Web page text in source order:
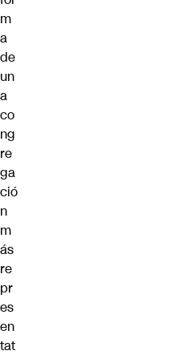
m
a
de
un
a
co
ng
re
ga
ció
n
m
ás
re
pr
es
en
tat